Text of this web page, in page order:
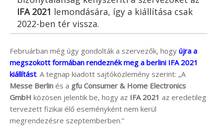
IFA 2021 lemondására, így a kiállítása csak
2022-ben tér vissza.
Februárban még úgy gondolták a szervezők, hogy újra a
megszokott formában rendeznék meg a berlini IFA 2021
kiállítást. A tegnap kiadott sajtóközlemény szerint: „A
Messe Berlin és a gfu Consumer & Home Electronics
GmbH közösen jelentik be, hogy az IFA 2021 az eredetileg
tervezett fizikai élő eseményként nem kerül
megrendezésre szeptemberben.”